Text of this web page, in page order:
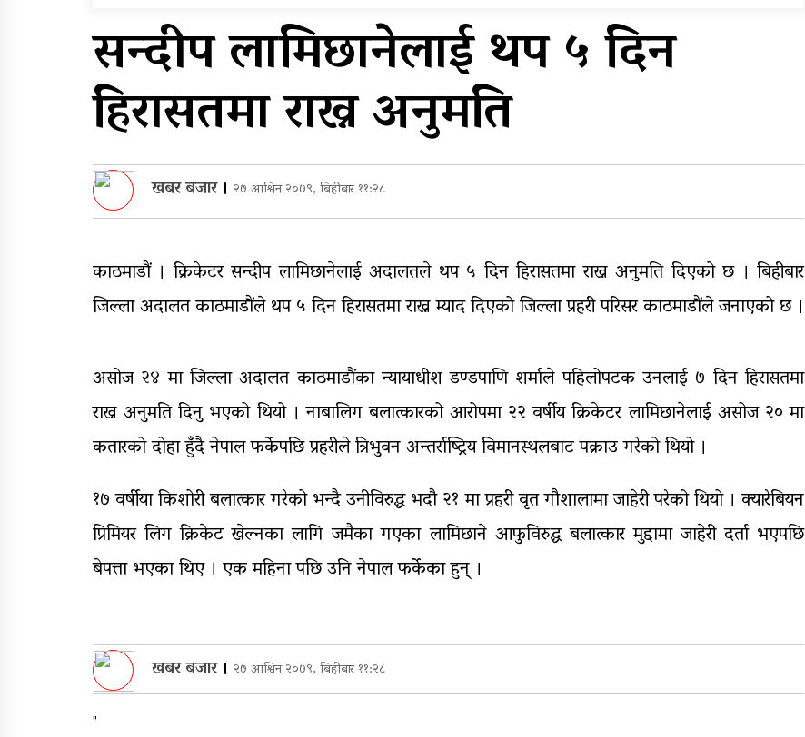
सुरुङमार्ग’ सञ्चालनमा,
शुल्कदर यस्तो छ…
प्रदेशको भागबण्डा यस्तो छ…
बालकको मृत्यु, दुई घाइते
घरमाथिबाट पहिरो खसेपछि १३
सन्दीप लामिछानेलाई थप ५ दिन
हिरासतमा राख्न अनुमति
खबर बजार। २७ आश्विन २०७९, बिहीबार ११:२८
काठमाडौं । क्रिकेटर सन्दीप लामिछानेलाई अदालतले थप ५ दिन हिरासतमा राख्न अनुमति दिएको छ । बिहीबार
जिल्ला अदालत काठमाडौंले थप ५ दिन हिरासतमा राख्न म्याद दिएको जिल्ला प्रहरी परिसर काठमाडौंले जनाएको छ ।
असोज २४ मा जिल्ला अदालत काठमाडौंका न्यायाधीश डण्डपाणि शर्माले पहिलोपटक उनलाई ७ दिन हिरासतमा
राख्न अनुमति दिनु भएको थियो । नाबालिग बलात्कारको आरोपमा २२ वर्षीय क्रिकेटर लामिछानेलाई असोज २० मा
कतारको दोहा हुँदै नेपाल फर्केपछि प्रहरीले त्रिभुवन अन्तर्राष्ट्रिय विमानस्थलबाट पक्राउ गरेको थियो ।
१७ वर्षीया किशोरी बलात्कार गरेको भन्दै उनीविरुद्ध भदौ २१ मा प्रहरी वृत गौशालामा जाहेरी परेको थियो । क्यारेबियन
प्रिमियर लिग क्रिकेट खेल्नका लागि जमैका गएका लामिछाने आफुविरुद्ध बलात्कार मुद्दामा जाहेरी दर्ता भएपछि
बेपत्ता भएका थिए । एक महिना पछि उनि नेपाल फर्केका हुन् ।
खबर बजार। २७ आश्विन २०७९, बिहीबार ११:२८
"